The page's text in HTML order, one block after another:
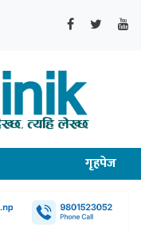
गृहपेज